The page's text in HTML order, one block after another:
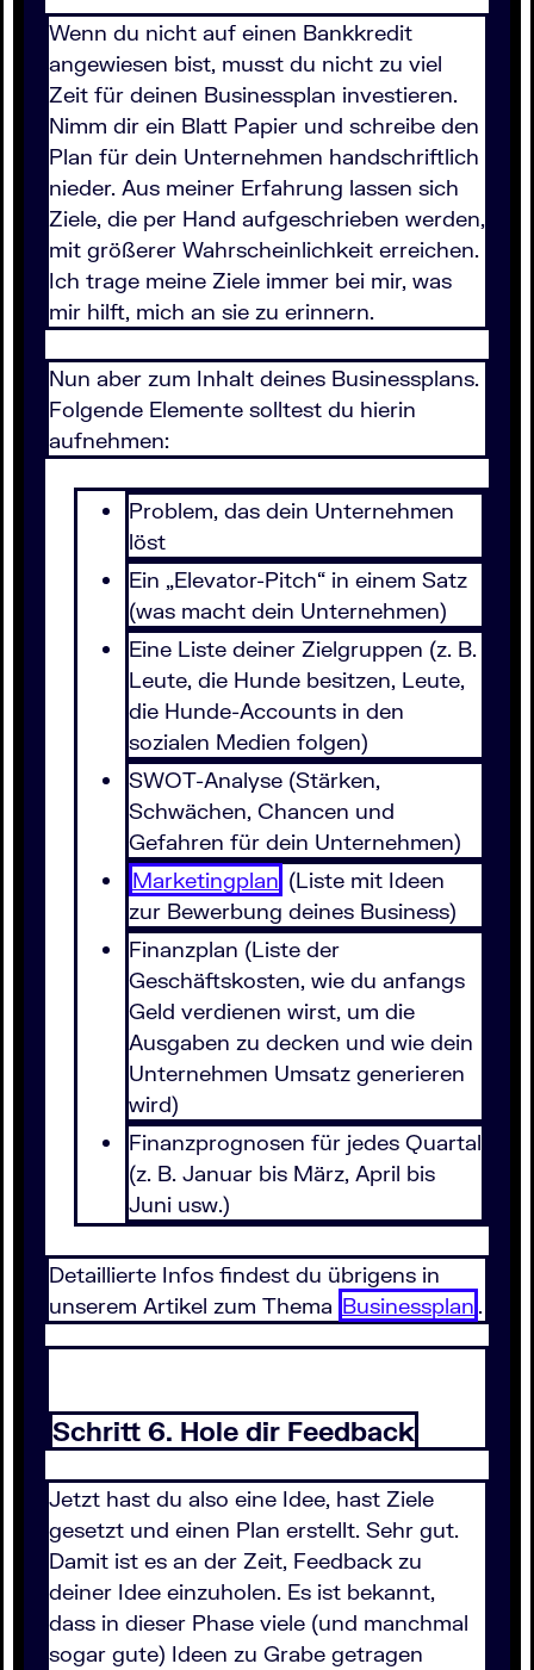
Wenn du nicht auf einen Bankkredit
angewiesen bist, musst du nicht zu viel
Zeit für deinen Businessplan investieren.
Nimm dir ein Blatt Papier und schreibe den
Plan für dein Unternehmen handschriftlich
nieder. Aus meiner Erfahrung lassen sich
Ziele, die per Hand aufgeschrieben werden,
mit größerer Wahrscheinlichkeit erreichen.
Ich trage meine Ziele immer bei mir, was
mir hilft, mich an sie zu erinnern.
Nun aber zum Inhalt deines Businessplans.
Folgende Elemente solltest du hierin
aufnehmen:
Problem, das dein Unternehmen
löst
Ein „Elevator-Pitch“ in einem Satz
(was macht dein Unternehmen)
Eine Liste deiner Zielgruppen (z. B.
Leute, die Hunde besitzen, Leute,
die Hunde-Accounts in den
sozialen Medien folgen)
SWOT-Analyse (Stärken,
Schwächen, Chancen und
Gefahren für dein Unternehmen)
Marketingplan (Liste mit Ideen
zur Bewerbung deines Business)
Finanzplan (Liste der
Geschäftskosten, wie du anfangs
Geld verdienen wirst, um die
Ausgaben zu decken und wie dein
Unternehmen Umsatz generieren
wird)
Finanzprognosen für jedes Quartal
(z. B. Januar bis März, April bis
Juni usw.)
Detaillierte Infos findest du übrigens in
unserem Artikel zum Thema Businessplan .
Schritt 6. Hole dir Feedback
Jetzt hast du also eine Idee, hast Ziele
gesetzt und einen Plan erstellt. Sehr gut.
Damit ist es an der Zeit, Feedback zu
deiner Idee einzuholen. Es ist bekannt,
dass in dieser Phase viele (und manchmal
sogar gute) Ideen zu Grabe getragen